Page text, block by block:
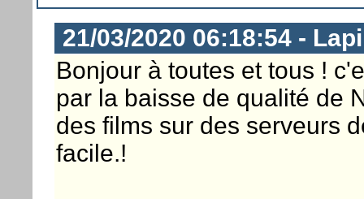
21/03/2020 06:18:54 -
Bonjour à toutes et tous !
par la baisse de qualité de
des films sur des serveurs
facile.!